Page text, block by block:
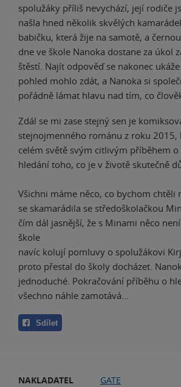
spolužáky příliš nevychází, její rodiče
našla hned několik skvělých
babičku, která žije na samotě, a
dne ve škole Nanoka dostane za úkol
štěstí. Najít odpověď se nakonec
pohled mohlo zdát, a Nanoka si
pořádně lámat hlavu nad tím, co
Zdál se mi zase stejný sen je
stejnojmenného románu z roku
celém světě svým citlivým příběhem
hledání toho, co je v životě skutečně
Všichni máme něco, co bychom chtěli
se skamarádila se středoškolačkou
čím dál jasnější, že s Minami něco
škole
navíc kolují pomluvy o spolužákovi
proto přestal do školy docházet.
jednoduché. Pokračování příběhu o
všechno náhle zamotává…
Sdílet
NAKLADATEL
GATE